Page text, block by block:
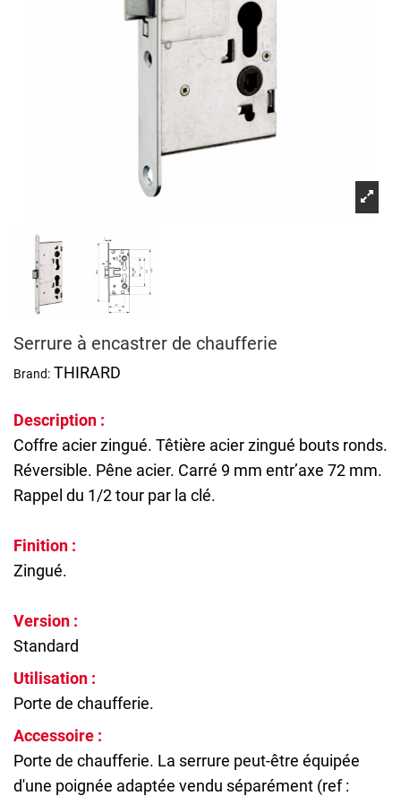
Serrure à encastrer de chaufferie
Brand: THIRARD
Description :
Coffre acier zingué. Têtière acier zingué bouts ronds.
Réversible. Pêne acier. Carré 9 mm entr’axe 72 mm.
Rappel du 1/2 tour par la clé.
Finition :
Zingué.
Version :
Standard
Utilisation :
Porte de chaufferie.
Accessoire :
Porte de chaufferie. La serrure peut-être équipée
d'une poignée adaptée vendu séparément (ref :